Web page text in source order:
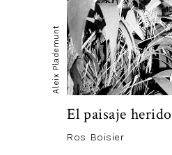
Aleix Plademunt
El paisaje herido
Ros Boisier